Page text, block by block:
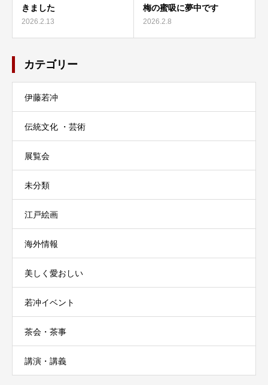
きました
2026.2.13
梅の蜜吸に夢中です
2026.2.8
カテゴリー
伊藤若冲
伝統文化 ・芸術
展覧会
未分類
江戸絵画
海外情報
美しく愛おしい
若冲イベント
茶会・茶事
講演・講義